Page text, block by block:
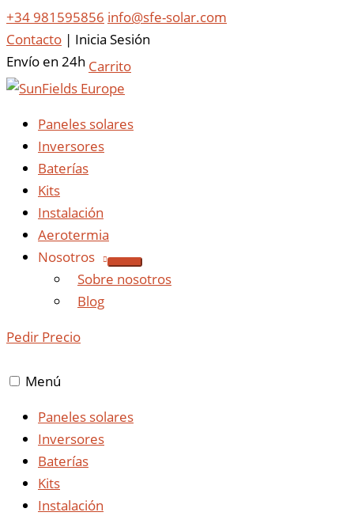
+34 981595856 info@sfe-solar.com
Contacto | Inicia Sesión
Envío en 24h Carrito
Paneles solares
Inversores
Baterías
Kits
Instalación
Aerotermia
Nosotros
Sobre nosotros
Blog
Pedir Precio
Menú
Paneles solares
Inversores
Baterías
Kits
Instalación